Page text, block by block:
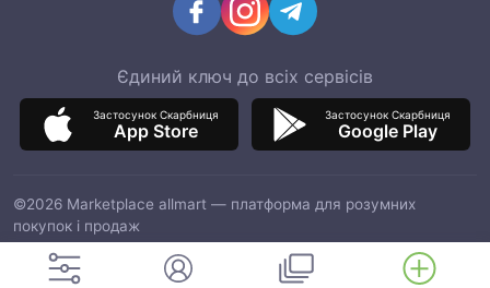
Єдиний ключ до всіх сервісів
Застосунок Скарбниця
App Store
Застосунок Скарбниця
Google Play
©2026 Marketplace allmart — платформа для розумних
покупок і продаж
ТОВ "ІТМ МАРКЕТ", код ЄДРПОУ 42964597, адреса: 03151, м.
Київ, вул. Смілянська, 8